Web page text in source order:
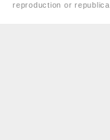
reproduction or